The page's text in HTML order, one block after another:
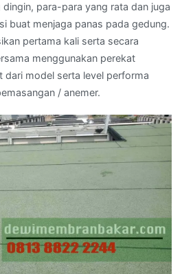
para-para yang rata dan juga
buat menjaga panas pada gedung.
pertama kali serta secara
menggunakan perekat
dari model serta level performa
/ anemer.